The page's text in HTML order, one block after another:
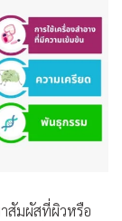
าสัมผัสที่ผิวหรือ